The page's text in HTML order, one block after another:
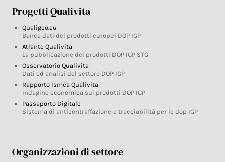
Progetti Qualivita
Qualigeo.eu
Banca dati dei prodotti europei DOP IGP
Atlante Qualivita
La pubblicazione dei prodotti DOP IGP STG
Osservatorio Qualivita
Dati ed analisi del settore DOP IGP
Rapporto Ismea Qualivita
Indagine economica sui prodotti DOP IGP
Passaporto Digitale
Sistema di anticontraffazione e tracciabilità per le dop IGP
Organizzazioni di settore